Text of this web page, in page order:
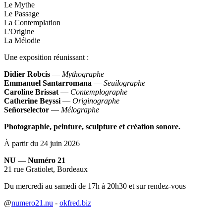
Le Mythe
Le Passage
La Contemplation
L'Origine
La Mélodie
Une exposition réunissant :
Didier Robcis — Mythographe
Emmanuel Santarromana — Seuilographe
Caroline Brissat— Contemplographe
Catherine Beyssi— Originographe
Señorselector — Mélographe
Photographie, peinture, sculpture et création sonore.
À partir du 24 juin 2026
NU — Numéro 21
21 rue Gratiolet, Bordeaux
Du mercredi au samedi de 17h à 20h30 et sur rendez-vous
@numero21.nu - okfred.biz